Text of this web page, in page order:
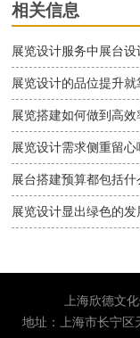
相关信息
展览设计服务中展台
展览设计的品位提升就
展览搭建如何做到高效
展览设计需求侧重留心
展台搭建预算都包括什
展览设计显出绿色的发
上海欣德文
地址：上海市长宁区